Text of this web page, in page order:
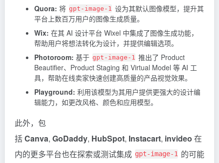
Quora: 将 gpt-image-1 设为其默认图像模型，提升其
平台上数百万用户的图像生成质量。
Wix: 在其 AI 设计平台 Wixel 中集成了图像生成功能，
帮助用户将想法转化为设计，并提供编辑选项。
Photoroom: 基于 gpt-image-1 推出了 Product
Beautifier、Product Staging 和 Virtual Model 等 AI 工
具，帮助在线卖家快速创建高质量的产品视觉效果。
Playground: 利用该模型为其用户提供更强大的设计编
辑能力，如更改风格、颜色和应用模型。
此外，包
括Canva, GoDaddy, HubSpot, Instacart, invideo 在
内的更多平台也在探索或测试集成 gpt-image-1 的可能